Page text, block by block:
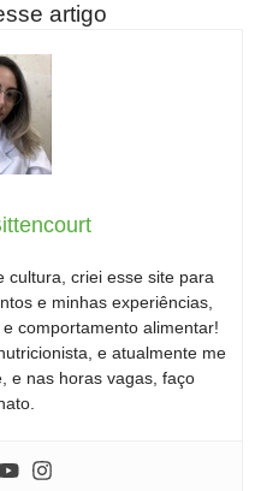
artigo
cultura, criei esse site para
e minhas experiências,
comportamento alimentar!
e atualmente me
e nas horas vagas, faço